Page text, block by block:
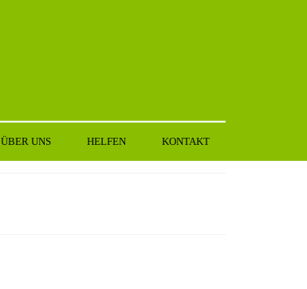
ÜBER UNS HELFEN KONTAKT